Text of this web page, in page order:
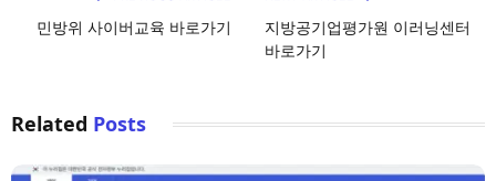
민방위 사이버교육 바로가기
지방공기업평가원 이러닝센터
바로가기
Related Posts